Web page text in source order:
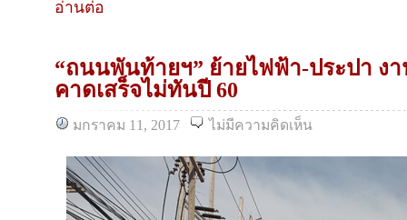
อ่านต่อ
“ถนนพันท้ายฯ” ย้ายไฟฟ้า-ประปา ง
คาดเสร็จไม่ทันปี 60
มกราคม 11, 2017 ไม่มีความคิดเห็น